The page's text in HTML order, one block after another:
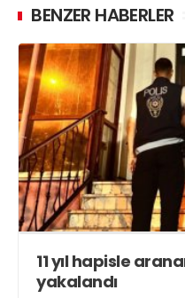
BENZER HABERLER
11 yıl hapisle
yakalandı